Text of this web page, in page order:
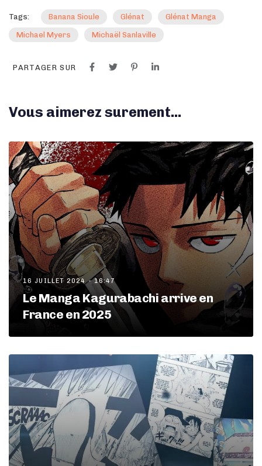
Tags: Banana Sioule Glénat Glénat Manga
Michael Myers Michaël Sanlaville
PARTAGER SUR
Vous aimerez surement...
16 JUILLET 2024 - 16:47
Le Manga Kagurabachi arrive en
France en 2025